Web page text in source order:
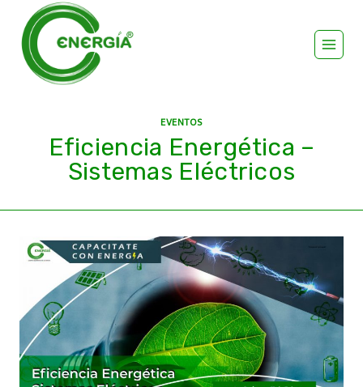
EVENTOS
Eficiencia Energética –
Sistemas Eléctricos